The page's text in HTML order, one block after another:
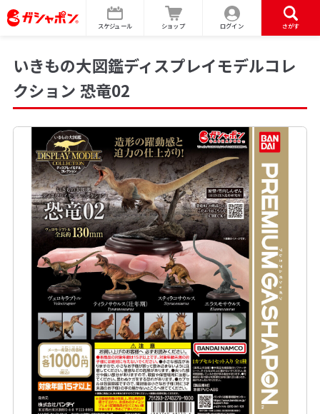
スケジュール ショップ ログイン さがす
いきもの大図鑑ディスプレイモデルコレ
クション 恐竜02